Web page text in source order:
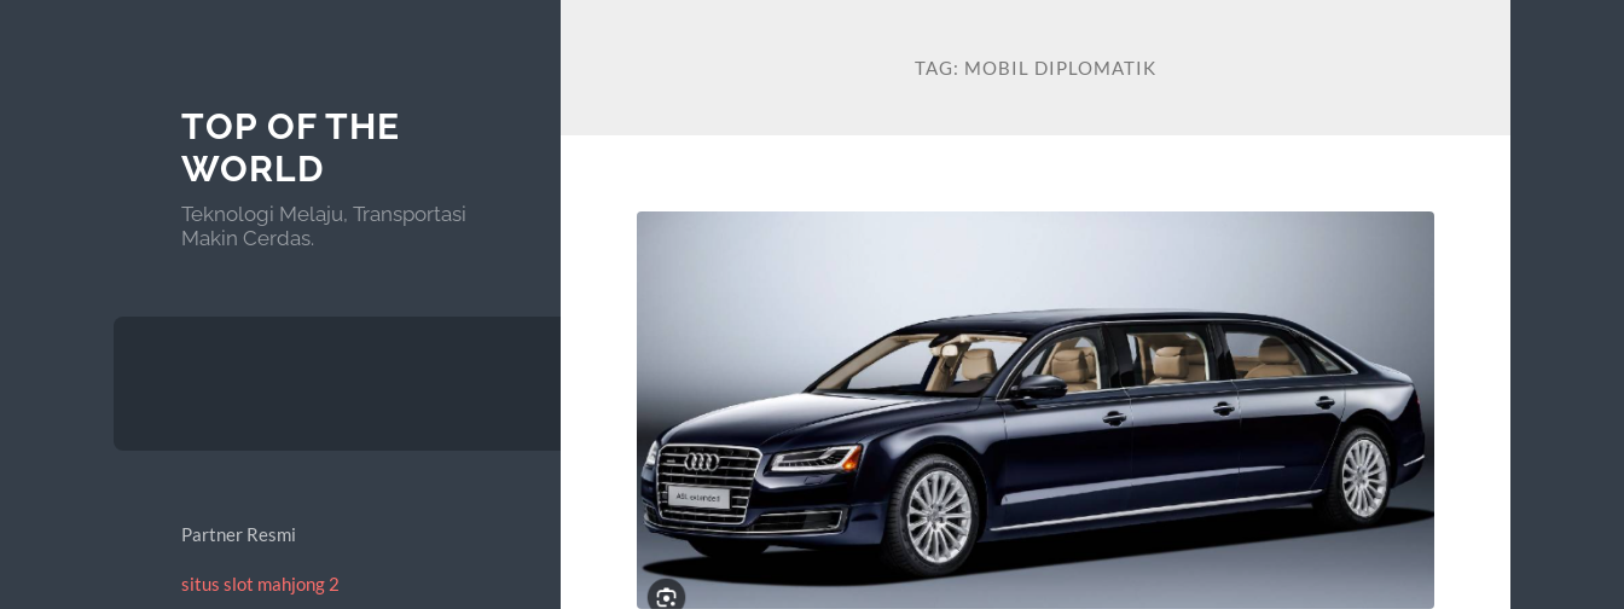
TOP OF THE
WORLD
Teknologi Melaju, Transportasi
Makin Cerdas.
Partner Resmi
situs slot mahjong 2
TAG: MOBIL DIPLOMATIK